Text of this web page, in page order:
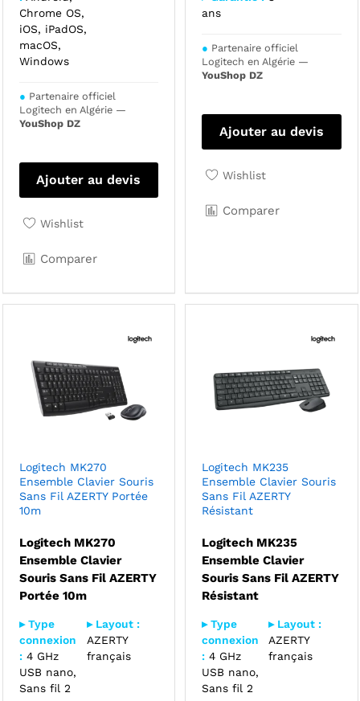
Chrome OS,
iOS, iPadOS,
macOS,
Windows
● Partenaire officiel
Logitech en Algérie —
YouShop DZ
Ajouter au devis
Wishlist
Comparer
ans
● Partenaire officiel
Logitech en Algérie —
YouShop DZ
Ajouter au devis
Wishlist
Comparer
Logitech MK270
Ensemble Clavier Souris
Sans Fil AZERTY Portée
10m
Logitech MK270
Ensemble Clavier
Souris Sans Fil AZERTY
Portée 10m
▸ Type
connexion
:4 GHz
USB nano,
Sans fil 2
▸ Layout :
AZERTY
français
Logitech MK235
Ensemble Clavier Souris
Sans Fil AZERTY
Résistant
Logitech MK235
Ensemble Clavier
Souris Sans Fil AZERTY
Résistant
▸ Type
connexion
: 4 GHz
USB nano,
Sans fil 2
▸ Layout :
AZERTY
français